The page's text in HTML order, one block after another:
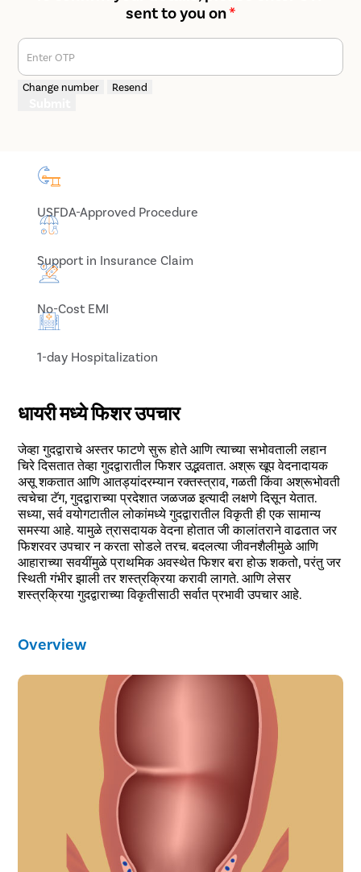
sent to you on*
Enter OTP
Change number Resend
USFDA-Approved Procedure
Support in Insurance Claim
No-Cost EMI
1-day Hospitalization
धायरी मध्ये फिशर उपचार
जेव्हा गुदद्वाराचे अस्तर फाटणे सुरू होते आणि त्याच्या सभोवताली लहान
चिरे दिसतात तेव्हा गुदद्वारातील फिशर उद्भवतात. अश्रू खूप वेदनादायक
असू शकतात आणि आतड्यांदरम्यान रक्तस्त्राव, गळती किंवा अश्रूभोवती
त्वचेचा टॅग, गुदद्वाराच्या प्रदेशात जळजळ इत्यादी लक्षणे दिसून येतात.
सध्या, सर्व वयोगटातील लोकांमध्ये गुदद्वारातील विकृती ही एक सामान्य
समस्या आहे. यामुळे त्रासदायक वेदना होतात जी कालांतराने वाढतात जर
फिशरवर उपचार न करता सोडले तरच. बदलत्या जीवनशैलीमुळे आणि
आहाराच्या सवयींमुळे प्राथमिक अवस्थेत फिशर बरा होऊ शकतो, परंतु जर
स्थिती गंभीर झाली तर शस्त्रक्रिया करावी लागते. आणि लेसर
शस्त्रक्रिया गुदद्वाराच्या विकृतीसाठी सर्वात प्रभावी उपचार आहे.
Overview